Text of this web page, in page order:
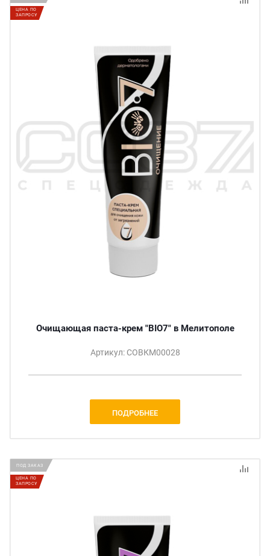
ЦЕНА ПО
ЗАПРОСУ
Очищающая паста-крем "BIO7" в Мелитополе
Артикул: СОВКМ00028
ПОДРОБНЕЕ
ПОД ЗАКАЗ
ЦЕНА ПО
ЗАПРОСУ